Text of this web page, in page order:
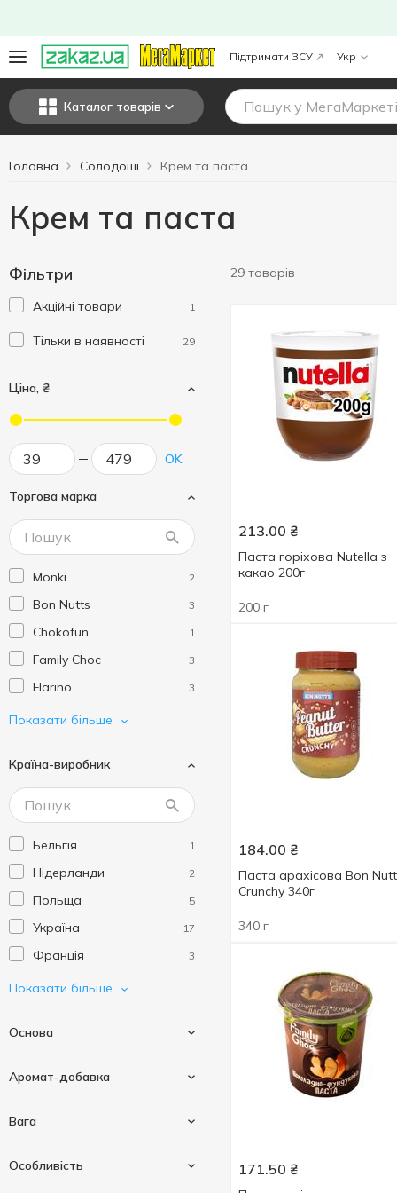
Підтримати ЗСУ Укр
Каталог товарів
Головна Солодощі Крем та паста
Крем та паста
Фільтри
Акційні товари 1
Тільки в наявності 29
Ціна, ₴
OK
Торгова марка
Monki 2
Bon Nutts 3
Chokofun 1
Family Choc 3
Flarino 3
Good Energy
Millennium 1
Nutella 3
NutKao
Sante 2
Показати більше
Країна-виробник
Бельгія 1
Нідерланди 2
Польща 5
Україна 17
Франція 3
Італія
Показати більше
Основа
Горіхово-шоколадна 1
Аромат-добавка
Арахіс
Вага
Особливість
29 товарів
213.00 ₴
Паста горіхова Nutella з
какао 200г
200 г
184.00 ₴
Паста арахісова Bon
Crunchy 340г
340 г
171.50 ₴